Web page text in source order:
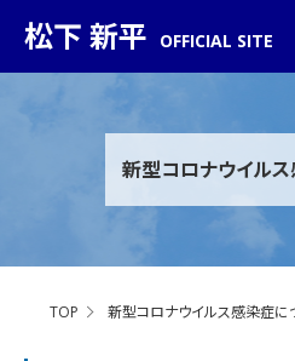
松下 新平 OFFICIAL SITE
新型コロナウイル
TOP 新型コロナウイルス感染症に